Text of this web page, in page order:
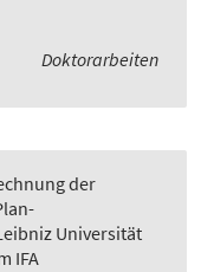
Doktorarbeiten
der
Universität
IFA